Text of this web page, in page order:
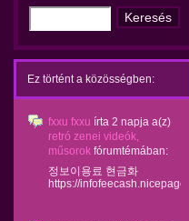
Ez történt a közösségben:
fxxu fxxu írta 2 napja a(z)
retró zenei videók,
műsorok fórumtémában:
정보이용료 현금화
https://infofeecash.nicepage...